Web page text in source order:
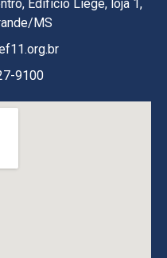
Edifício Liège, loja 1,
MS
9100